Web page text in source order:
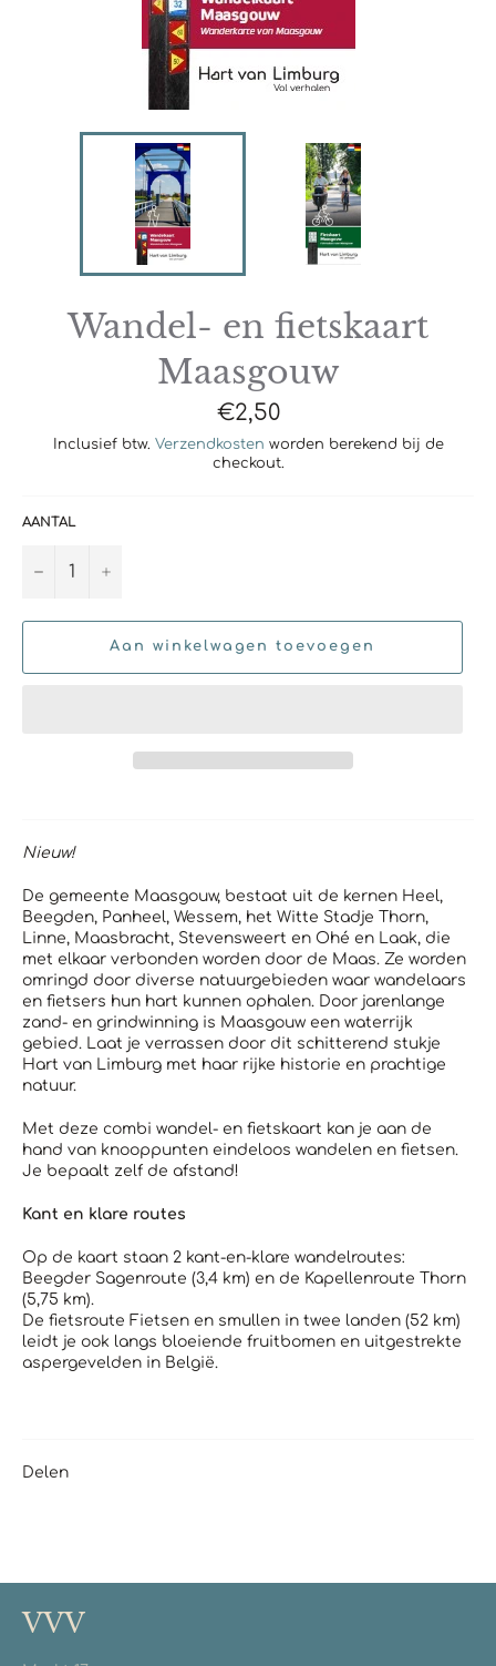
Wandel- en fietskaart
Maasgouw
Normale
prijs
€2,50
Inclusief btw. Verzendkosten worden berekend bij de
checkout.
AANTAL
− +
Aan winkelwagen toevoegen
Nieuw!
De gemeente Maasgouw, bestaat uit de kernen Heel,
Beegden, Panheel, Wessem, het Witte Stadje Thorn,
Linne, Maasbracht, Stevensweert en Ohé en Laak, die
met elkaar verbonden worden door de Maas. Ze worden
omringd door diverse natuurgebieden waar wandelaars
en fietsers hun hart kunnen ophalen. Door jarenlange
zand- en grindwinning is Maasgouw een waterrijk
gebied. Laat je verrassen door dit schitterend stukje
Hart van Limburg met haar rijke historie en prachtige
natuur.
Met deze combi wandel- en fietskaart kan je aan de
hand van knooppunten eindeloos wandelen en fietsen.
Je bepaalt zelf de afstand!
Kant en klare routes
Op de kaart staan 2 kant-en-klare wandelroutes:
Beegder Sagenroute (3,4 km) en de Kapellenroute Thorn
(5,75 km).
De fietsroute Fietsen en smullen in twee landen (52 km)
leidt je ook langs bloeiende fruitbomen en uitgestrekte
aspergevelden in België.
Delen
VVV